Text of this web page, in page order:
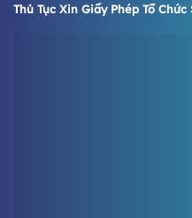
Thủ Tục Xin Giấy Phép Tổ